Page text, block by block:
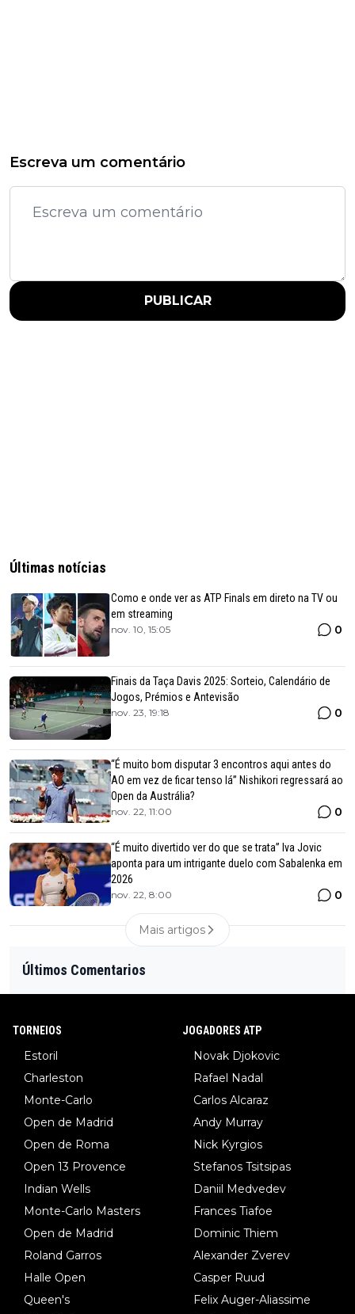
Escreva um comentário
PUBLICAR
Últimas notícias
Como e onde ver as ATP Finals em direto na TV ou
em streaming
nov. 10, 15:05 0
Finais da Taça Davis 2025: Sorteio, Calendário de
Jogos, Prémios e Antevisão
nov. 23, 19:18 0
“É muito bom disputar 3 encontros aqui antes do
AO em vez de ficar tenso lá” Nishikori regressará ao
Open da Austrália?
nov. 22, 11:00 0
“É muito divertido ver do que se trata” Iva Jovic
aponta para um intrigante duelo com Sabalenka em
2026
nov. 22, 8:00 0
Mais artigos
Últimos Comentarios
TORNEIOS
Estoril
Charleston
Monte-Carlo
Open de Madrid
Open de Roma
Open 13 Provence
Indian Wells
Monte-Carlo Masters
Open de Madrid
Roland Garros
Halle Open
Queen's
JOGADORES ATP
Novak Djokovic
Rafael Nadal
Carlos Alcaraz
Andy Murray
Nick Kyrgios
Stefanos Tsitsipas
Daniil Medvedev
Frances Tiafoe
Dominic Thiem
Alexander Zverev
Casper Ruud
Felix Auger-Aliassime